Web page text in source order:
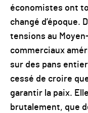
économistes ont
changé d’époque.
tensions au
commerciaux
sur des pans
cessé de croire
garantir la paix.
brutalement, que